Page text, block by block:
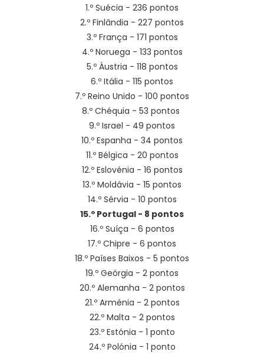
1.º Suécia - 236 pontos
2.º Finlândia - 227 pontos
3.º França - 171 pontos
4.º Noruega - 133 pontos
5.º Áustria - 118 pontos
6.º Itália - 115 pontos
7.º Reino Unido - 100 pontos
8.º Chéquia - 53 pontos
9.º Israel - 49 pontos
10.º Espanha - 34 pontos
11.º Bélgica - 20 pontos
12.º Eslovénia - 16 pontos
13.º Moldávia - 15 pontos
14.º Sérvia - 10 pontos
15.º Portugal - 8 pontos
16.º Suíça - 6 pontos
17.º Chipre - 6 pontos
18.º Países Baixos - 5 pontos
19.º Geórgia - 2 pontos
20.º Alemanha - 2 pontos
21.º Arménia - 2 pontos
22.º Malta - 2 pontos
23.º Estónia - 1 ponto
24.º Polónia - 1 ponto